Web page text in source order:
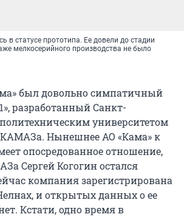
в статусе прототипа. Ее довели до стадии
мелкосерийного производства не было
был довольно симпатичный
разработанный Санкт-
университетом
Нынешнее АО «Кама» к
опосредованное отношение,
Сергей Когогин остался
компания зарегистрирована
и открытых данных о ее
Кстати, одно время в